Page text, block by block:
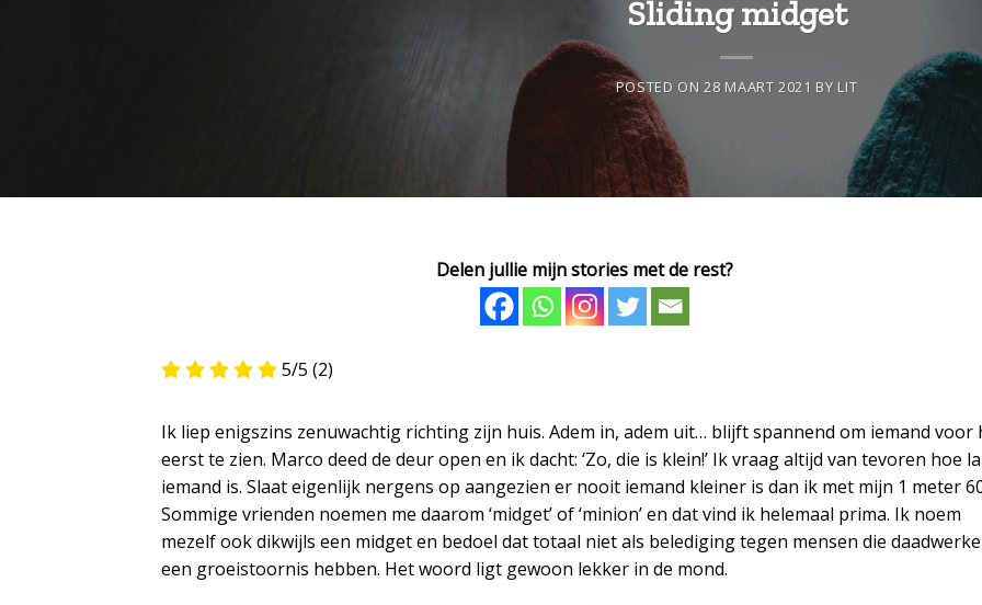
Sliding midget
POSTED ON28 MAART 2021 BY LIT
Delen jullie mijn stories met de rest?
5/5 (2)
Ik liep enigszins zenuwachtig richting zijn huis. Adem in, adem uit… blijft spannend om iemand voor
eerst te zien. Marco deed de deur open en ik dacht: ‘Zo, die is klein!’ Ik vraag altijd van tevoren hoe
iemand is. Slaat eigenlijk nergens op aangezien er nooit iemand kleiner is dan ik met mijn 1 meter
Sommige vrienden noemen me daarom ‘midget’ of ‘minion’ en dat vind ik helemaal prima. Ik noem
mezelf ook dikwijls een midget en bedoel dat totaal niet als belediging tegen mensen die
een groeistoornis hebben. Het woord ligt gewoon lekker in de mond.